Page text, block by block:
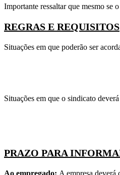
Importante ressaltar que mesmo se
REGRAS E REQUISITOS
Situações em que poderão ser
Situações em que o sindicato
PRAZO PARA
Ao empregado: A empresa deverá